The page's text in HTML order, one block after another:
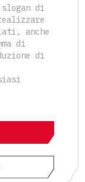
di
anche
di
di